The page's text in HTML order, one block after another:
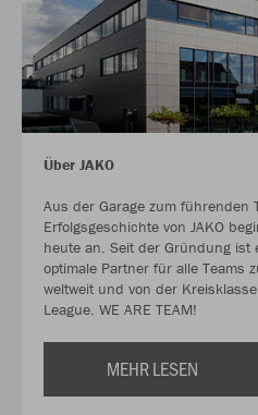
Über JAKO
Aus der Garage zum führenden
Erfolgsgeschichte von JAKO
heute an. Seit der Gründung ist
optimale Partner für alle Teams
weltweit und von der
League. WE ARE TEAM!
MEHR LESEN